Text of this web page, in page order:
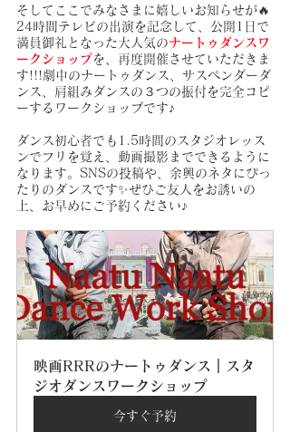
そしてここでみなさまに嬉しいお知らせが🔥
24時間テレビの出演を記念して、公開1日で
満員御礼となった大人気のナートゥダンスワ
ークショップを、再度開催させていただきま
す!!!劇中のナートゥダンス、サスペンダーダ
ンス、肩組みダンスの３つの振付を完全コピ
ーするワークショップです♪
ダンス初心者でも1.5時間のスタジオレッス
ンでフリを覚え、動画撮影までできるように
なります。SNSの投稿や、余興のネタにぴっ
たりのダンスです✨ぜひご友人をお誘いの
上、お早めにご予約ください♪
映画RRRのナートゥダンス｜スタ
ジオダンスワークショップ
今すぐ予約